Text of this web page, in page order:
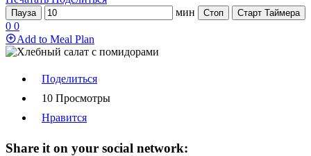
Пауза мин Стоп Старт Таймера
0 0
Add to Meal Plan
Поделиться
10 Просмотры
Нравится
Share it on your social network: